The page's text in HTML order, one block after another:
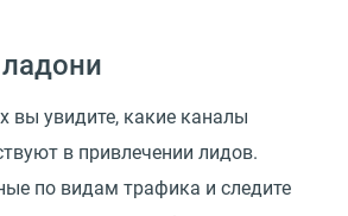
вы увидите, какие каналы
в привлечении лидов.
по видам трафика и следите